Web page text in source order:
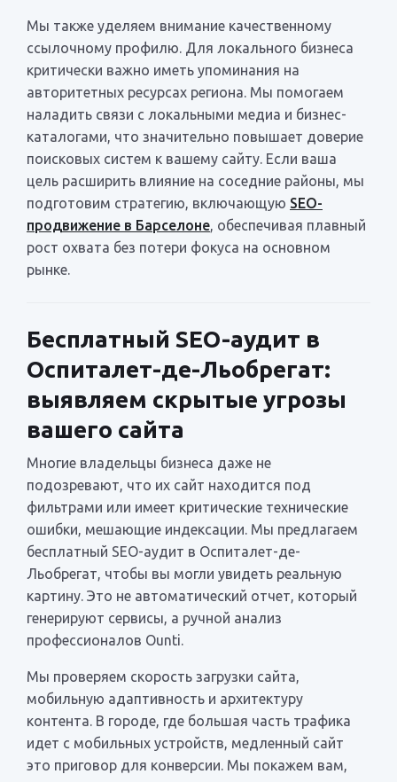
Мы также уделяем внимание качественному
ссылочному профилю. Для локального бизнеса
критически важно иметь упоминания на
авторитетных ресурсах региона. Мы помогаем
наладить связи с локальными медиа и бизнес-
каталогами, что значительно повышает доверие
поисковых систем к вашему сайту. Если ваша
цель расширить влияние на соседние районы, мы
подготовим стратегию, включающую SEO-
продвижение в Барселоне, обеспечивая плавный
рост охвата без потери фокуса на основном
рынке.
Бесплатный SEO-аудит в
Оспиталет-де-Льобрегат:
выявляем скрытые угрозы
вашего сайта
Многие владельцы бизнеса даже не
подозревают, что их сайт находится под
фильтрами или имеет критические технические
ошибки, мешающие индексации. Мы предлагаем
бесплатный SEO-аудит в Оспиталет-де-
Льобрегат, чтобы вы могли увидеть реальную
картину. Это не автоматический отчет, который
генерируют сервисы, а ручной анализ
профессионалов Ounti.
Мы проверяем скорость загрузки сайта,
мобильную адаптивность и архитектуру
контента. В городе, где большая часть трафика
идет с мобильных устройств, медленный сайт
это приговор для конверсии. Мы покажем вам,